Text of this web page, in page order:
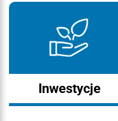
Inwestycje